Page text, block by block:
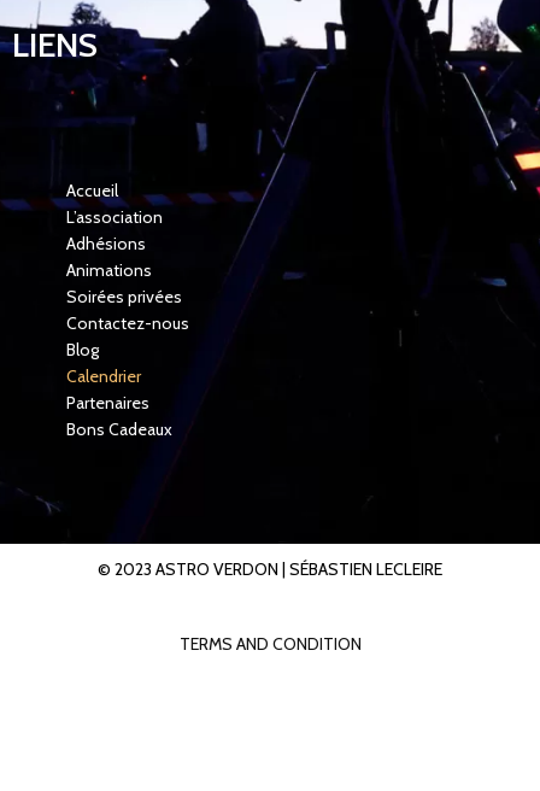
LIENS
Accueil
L’association
Adhésions
Animations
Soirées privées
Contactez-nous
Blog
Calendrier
Partenaires
Bons Cadeaux
© 2023 ASTRO VERDON | SÉBASTIEN LECLEIRE
TERMS AND CONDITION